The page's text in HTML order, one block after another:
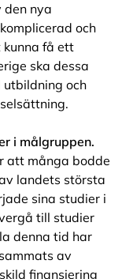
den nya
och
få ett
ska dessa
utbildning och
i målgruppen.
att många bodde
landets största
sina studier i
till studier
denna tid har
av
finansiering